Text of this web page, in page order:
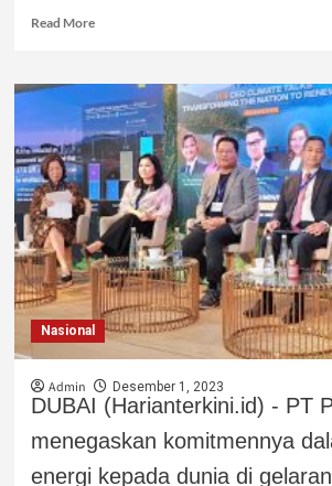
Read More
Nasional
Admin Desember 1, 2023
DUBAI (Harianterkini.id) - PT
menegaskan komitmennya
energi kepada dunia di